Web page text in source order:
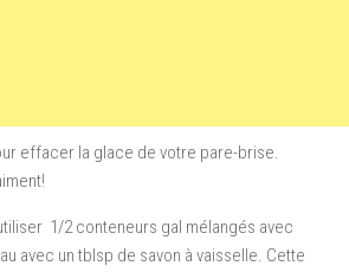
effacer la glace de votre pare-brise.
1/2 conteneurs gal mélangés avec
avec un tblsp de savon à vaisselle. Cette